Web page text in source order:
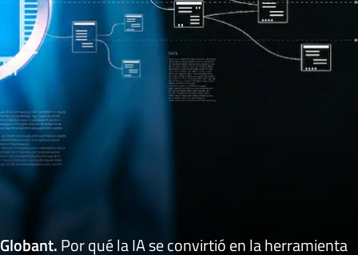
Globant.Por qué la IA se convirtió en la herramienta